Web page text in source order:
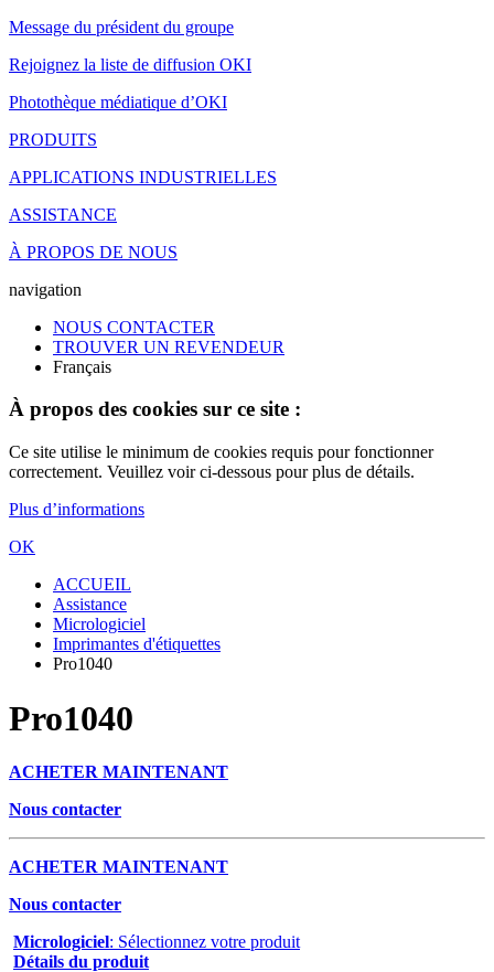
Message du président du groupe
Rejoignez la liste de diffusion OKI
Photothèque médiatique d’OKI
PRODUITS
APPLICATIONS INDUSTRIELLES
ASSISTANCE
À PROPOS DE NOUS
navigation
NOUS CONTACTER
TROUVER UN REVENDEUR
Français
À propos des cookies sur ce site :
Ce site utilise le minimum de cookies requis pour fonctionner
correctement. Veuillez voir ci-dessous pour plus de détails.
Plus d’informations
OK
ACCUEIL
Assistance
Micrologiciel
Imprimantes d'étiquettes
Pro1040
Pro1040
ACHETER MAINTENANT
Nous contacter
ACHETER MAINTENANT
Nous contacter
Micrologiciel: Sélectionnez votre produit
Détails du produit